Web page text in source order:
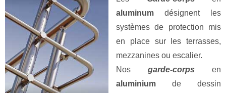
aluminum désignent les
systèmes de protection mis
en place sur les terrasses,
mezzanines ou escalier.
Nos garde-corps en
aluminium de dessin